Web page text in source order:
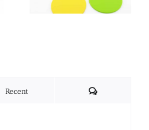
Recent Comments